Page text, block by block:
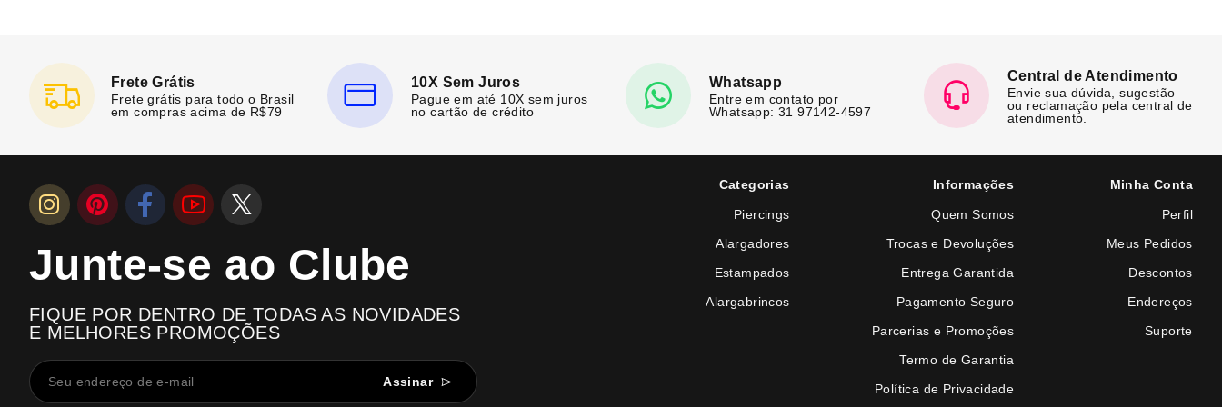
Frete Grátis
Frete grátis para todo o Brasil
em compras acima de R$79
10X Sem Juros
Pague em até 10X sem juros
no cartão de crédito
Whatsapp
Entre em contato por
Whatsapp: 31 97142-4597
Central de Atendimento
Envie sua dúvida, sugestão
ou reclamação pela central de
atendimento.
Junte-se ao Clube
FIQUE POR DENTRO DE TODAS AS NOVIDADES
E MELHORES PROMOÇÕES
Assinar
Categorias
Piercings
Alargadores
Estampados
Alargabrincos
Informações
Quem Somos
Trocas e Devoluções
Entrega Garantida
Pagamento Seguro
Parcerias e Promoções
Termo de Garantia
Política de Privacidade
Minha Conta
Perfil
Meus Pedidos
Descontos
Endereços
Suporte